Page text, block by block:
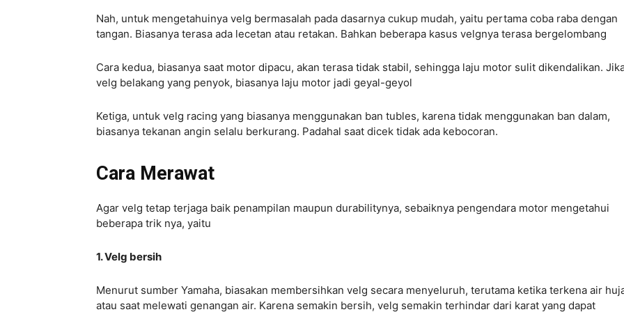
Nah, untuk mengetahuinya velg bermasalah pada dasarnya cukup mudah, yaitu pertama coba raba dengan
tangan. Biasanya terasa ada lecetan atau retakan. Bahkan beberapa kasus velgnya terasa bergelombang
Cara kedua, biasanya saat motor dipacu, akan terasa tidak stabil, sehingga laju motor sulit dikendalikan.
velg belakang yang penyok, biasanya laju motor jadi geyal-geyol
Ketiga, untuk velg racing yang biasanya menggunakan ban tubles, karena tidak menggunakan ban dalam,
biasanya tekanan angin selalu berkurang. Padahal saat dicek tidak ada kebocoran.
Cara Merawat
Agar velg tetap terjaga baik penampilan maupun durabilitynya, sebaiknya pengendara motor mengetahui
beberapa trik nya, yaitu
1. Velg bersih
Menurut sumber Yamaha, biasakan membersihkan velg secara menyeluruh, terutama ketika terkena air
atau saat melewati genangan air. Karena semakin bersih, velg semakin terhindar dari karat yang dapat